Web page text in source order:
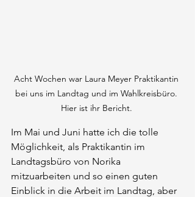
Acht Wochen war Laura Meyer Praktikantin
bei uns im Landtag und im Wahlkreisbüro.
Hier ist ihr Bericht.
Im Mai und Juni hatte ich die tolle
Möglichkeit, als Praktikantin im
Landtagsbüro von Norika
mitzuarbeiten und so einen guten
Einblick in die Arbeit im Landtag, aber